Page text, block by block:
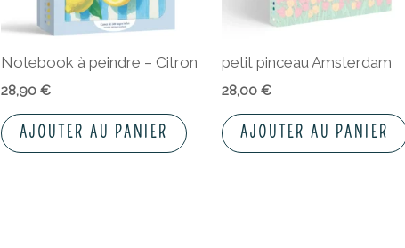
Notebook à peindre – Citron
28,90 €
AJOUTER AU PANIER
petit pinceau Amsterdam
28,00 €
AJOUTER AU PANIER